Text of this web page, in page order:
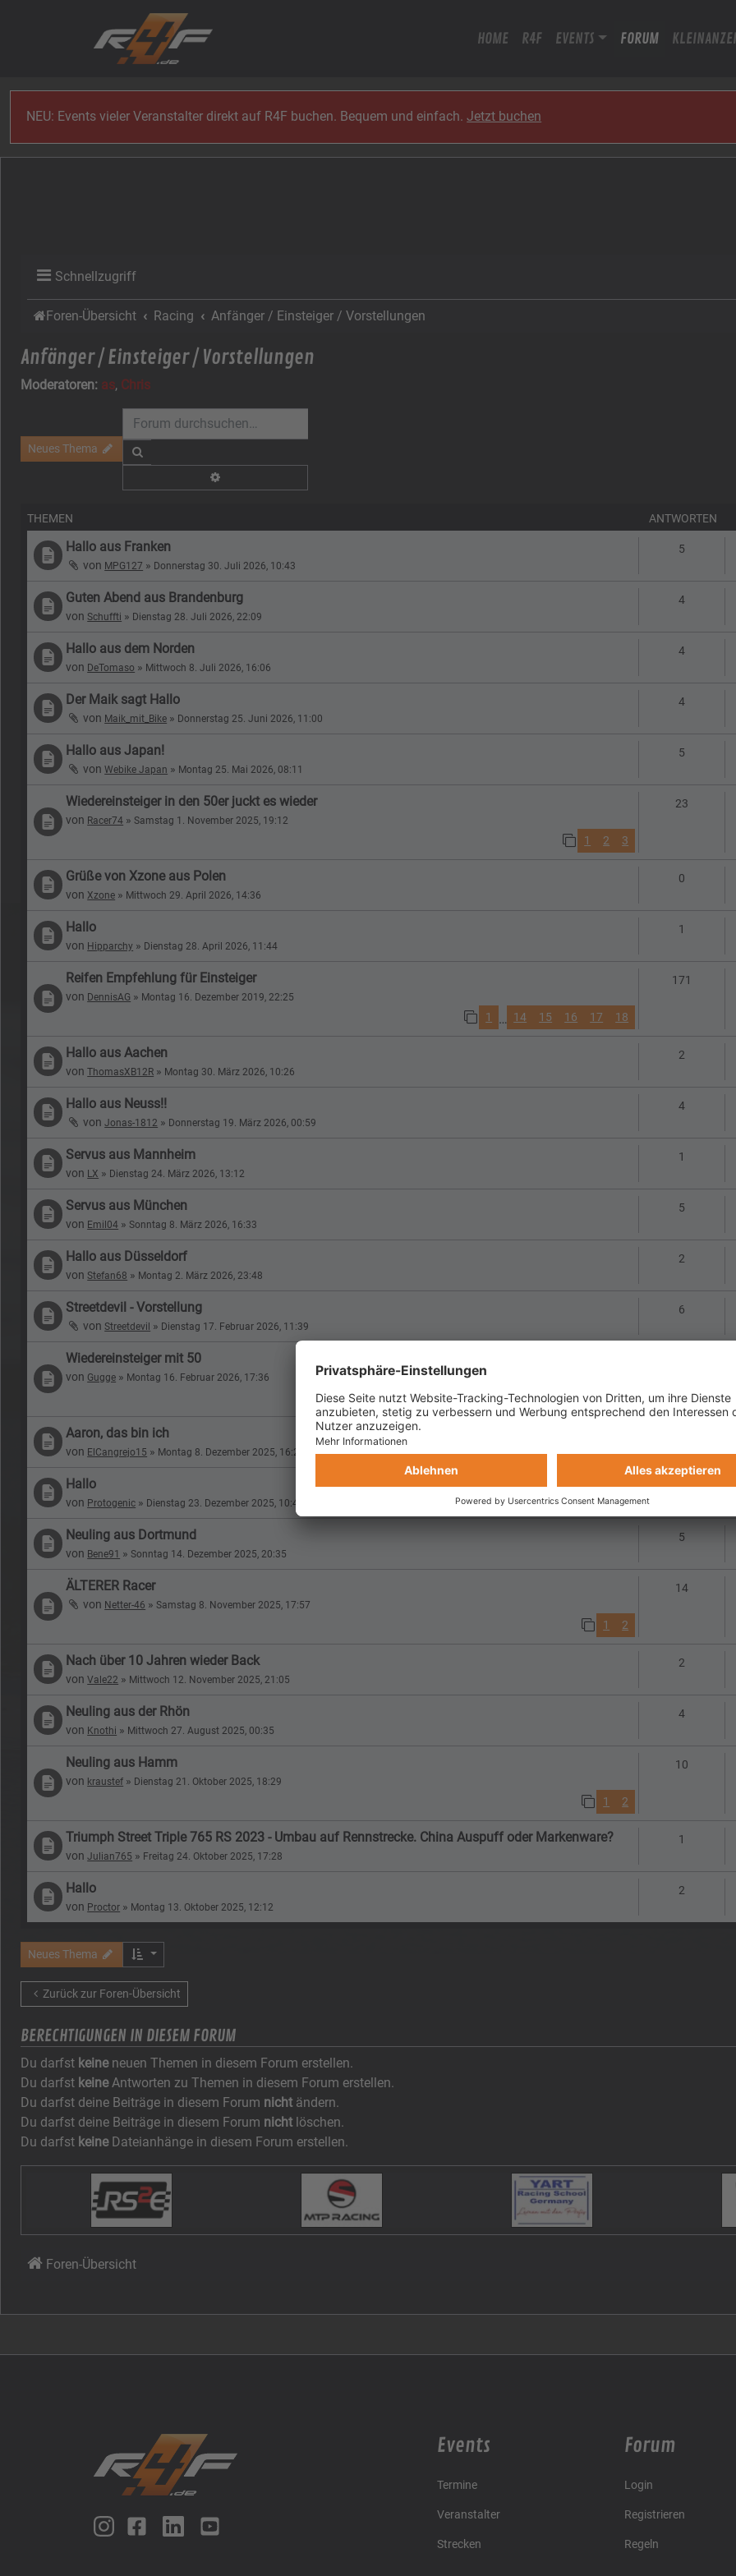
HOME R4F EVENTS FORUM
NEU: Events vieler Veranstalter direkt auf R4F buchen. Bequem und einfach.Jetzt buchen
Schnellzugriff
Foren-Übersicht Racing Anfänger / Einsteiger / Vorstellungen
Anfänger / Einsteiger / Vorstellungen
Moderatoren: as, Chris
Neues Thema
THEMEN ANTWORTEN
Hallo aus Franken
von MPG127 » Donnerstag 30. Juli 2026, 10:43
5
Guten Abend aus Brandenburg
von Schuffti » Dienstag 28. Juli 2026, 22:09
4Antworten
Hallo aus dem Norden
von DeTomaso » Mittwoch 8. Juli 2026, 16:06
4Antworten
Der Maik sagt Hallo
von Maik_mit_Bike » Donnerstag 25. Juni 2026, 11:00
4Antworten
Hallo aus Japan!
vonWebike Japan » Montag 25. Mai 2026, 08:11
5
Wiedereinsteiger in den 50er juckt es wieder
von Racer74 » Samstag 1. November 2025, 19:12
1 2 3
23
Grüße von Xzone aus Polen
von Xzone » Mittwoch 29. April 2026, 14:36
0
Hallo
von Hipparchy » Dienstag 28. April 2026, 11:44
1
Reifen Empfehlung für Einsteiger
von DennisAG » Montag 16. Dezember 2019, 22:25
1 … 14 15 16 17 18
171
Hallo aus Aachen
vonThomasXB12R » Montag 30. März 2026, 10:26
2
Hallo aus Neuss!!
vonJonas-1812 » Donnerstag 19. März 2026, 00:59
4Antworten
Servus aus Mannheim
von LX » Dienstag 24. März 2026, 13:12
1
Servus aus München
von Emil04 » Sonntag 8. März 2026, 16:33
5
Hallo aus Düsseldorf
von Stefan68 » Montag 2. März 2026, 23:48
2
Streetdevil - Vorstellung
von Streetdevil » Dienstag 17. Februar 2026, 11:39
6
Wiedereinsteiger mit 50
von Gugge » Montag 16. Februar 2026, 17:36
1 2
Aaron, das bin ich
von ElCangrejo15 » Montag 8. Dezember 2025, 16:25
Hallo
von Protogenic » Dienstag 23. Dezember 2025, 10:41
3
Neuling aus Dortmund
von Bene91 » Sonntag 14. Dezember 2025, 20:35
5
ÄLTERER Racer
von Netter-46 » Samstag 8. November 2025, 17:57
1 2
14Antworten
Nach über 10 Jahren wieder Back
vonVale22 » Mittwoch 12. November 2025, 21:05
2
Neuling aus der Rhön
von Knothi » Mittwoch 27. August 2025, 00:35
4Antworten
Neuling aus Hamm
von kraustef » Dienstag 21. Oktober 2025, 18:29
1 2
10
Triumph Street Triple 765 RS 2023 - Umbau auf Rennstrecke. China Auspuff oder Markenware?
vonJulian765 » Freitag 24. Oktober 2025, 17:28
1
Hallo
von Proctor » Montag 13. Oktober 2025, 12:12
2
Neues Thema
Zurück zur Foren-Übersicht
BERECHTIGUNGEN IN DIESEM FORUM
Du darfst keineneuen Themen in diesem Forum erstellen.
Du darfst keineAntworten zu Themen in diesem Forum erstellen.
Du darfst deine Beiträge in diesem Forum nicht ändern.
Du darfst deine Beiträge in diesem Forum nicht löschen.
Du darfst keineDateianhänge in diesem Forum erstellen.
Foren-Übersicht
Events
Termine
Veranstalter
Strecken
Forum
Login
Registrieren
Regeln